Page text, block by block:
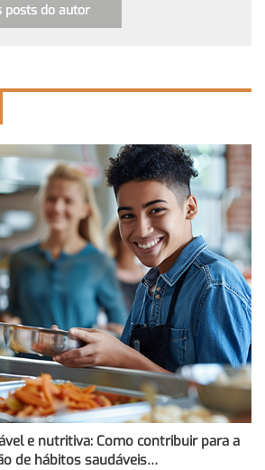
posts do autor
e nutritiva: Como contribuir para a
de hábitos saudáveis…